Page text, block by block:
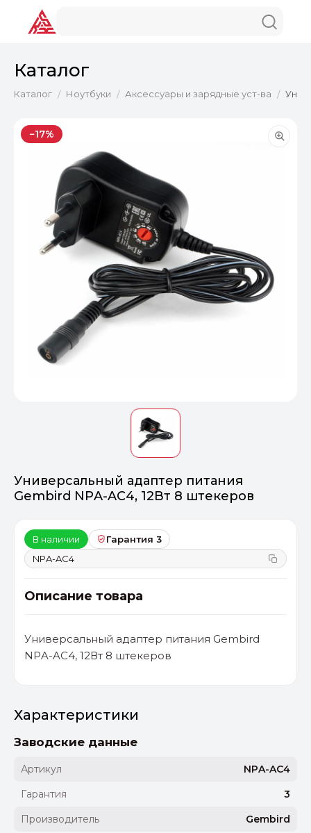
Каталог
Каталог / Ноутбуки / Аксессуары и зарядные уст-ва /
−17%
Универсальный адаптер питания
Gembird NPA-AC4, 12Вт 8 штекеров
В наличии
Гарантия 3
NPA-AC4
Описание товара
Универсальный адаптер питания Gembird
NPA-AC4, 12Вт 8 штекеров
Характеристики
Заводские данные
Артикул
NPA-AC4
Гарантия
3
Производитель
Gembird